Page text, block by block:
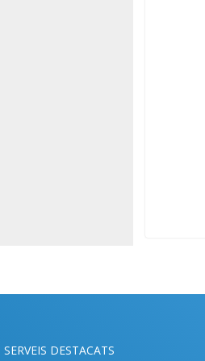
SERVEIS DESTACATS